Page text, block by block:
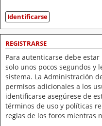
REGISTRARSE
Para autenticarse debe
solo unos pocos segundos y
sistema. La Administración
permisos adicionales a los
identificarse asegúrese de
términos de uso y políticas
reglas de los foros mientras